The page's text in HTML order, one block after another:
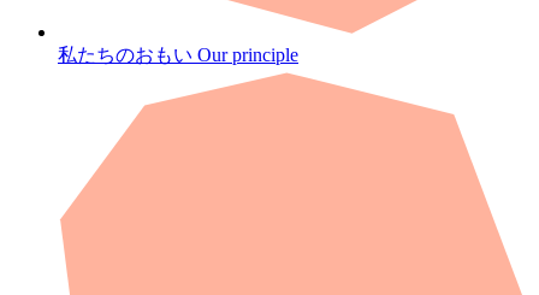
私たちのおもい Our principle